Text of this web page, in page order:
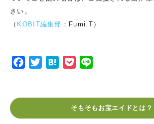
さい。
（ KOBIT編集部 ：Fumi.T）
そもそもお宝エイドとは？